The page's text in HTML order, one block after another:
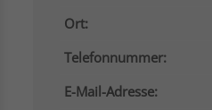
Ort:
Telefonnummer:
E-Mail-Adresse: